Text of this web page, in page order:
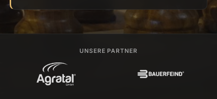
UNSERE PARTNER